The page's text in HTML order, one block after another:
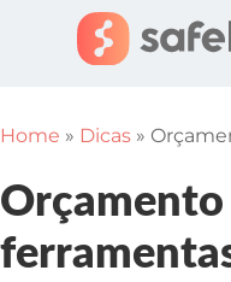
Home » Dicas »